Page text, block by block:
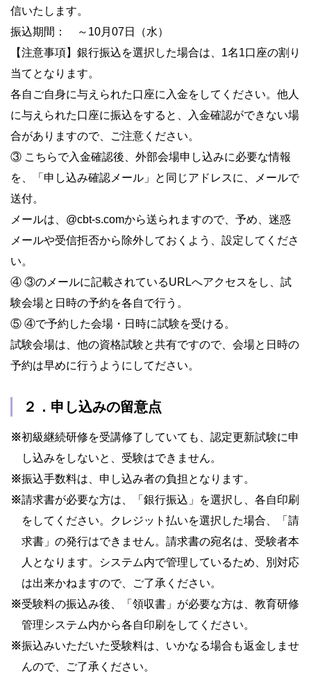
信いたします。
振込期間： ～10月07日（水）
【注意事項】銀行振込を選択した場合は、1名1口座の割り
当てとなります。
各自ご自身に与えられた口座に入金をしてください。他人
に与えられた口座に振込をすると、入金確認ができない場
合がありますので、ご注意ください。
③ こちらで入金確認後、外部会場申し込みに必要な情報
を、「申し込み確認メール」と同じアドレスに、メールで
送付。
メールは、@cbt-s.comから送られますので、予め、迷惑
メールや受信拒否から除外しておくよう、設定してくださ
い。
④ ③のメールに記載されているURLへアクセスをし、試
験会場と日時の予約を各自で行う。
⑤ ④で予約した会場・日時に試験を受ける。
試験会場は、他の資格試験と共有ですので、会場と日時の
予約は早めに行うようにしてださい。
２．申し込みの留意点
※初級継続研修を受講修了していても、認定更新試験に申
し込みをしないと、受験はできません。
※振込手数料は、申し込み者の負担となります。
※請求書が必要な方は、「銀行振込」を選択し、各自印刷
をしてください。クレジット払いを選択した場合、「請
求書」の発行はできません。請求書の宛名は、受験者本
人となります。システム内で管理しているため、別対応
は出来かねますので、ご了承ください。
※受験料の振込み後、「領収書」が必要な方は、教育研修
管理システム内から各自印刷をしてください。
※振込みいただいた受験料は、いかなる場合も返金しませ
んので、ご了承ください。